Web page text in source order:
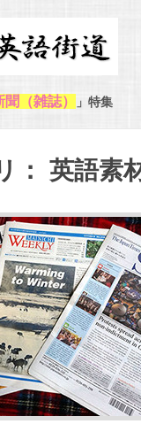
（雑誌） 」特集
： 英語素